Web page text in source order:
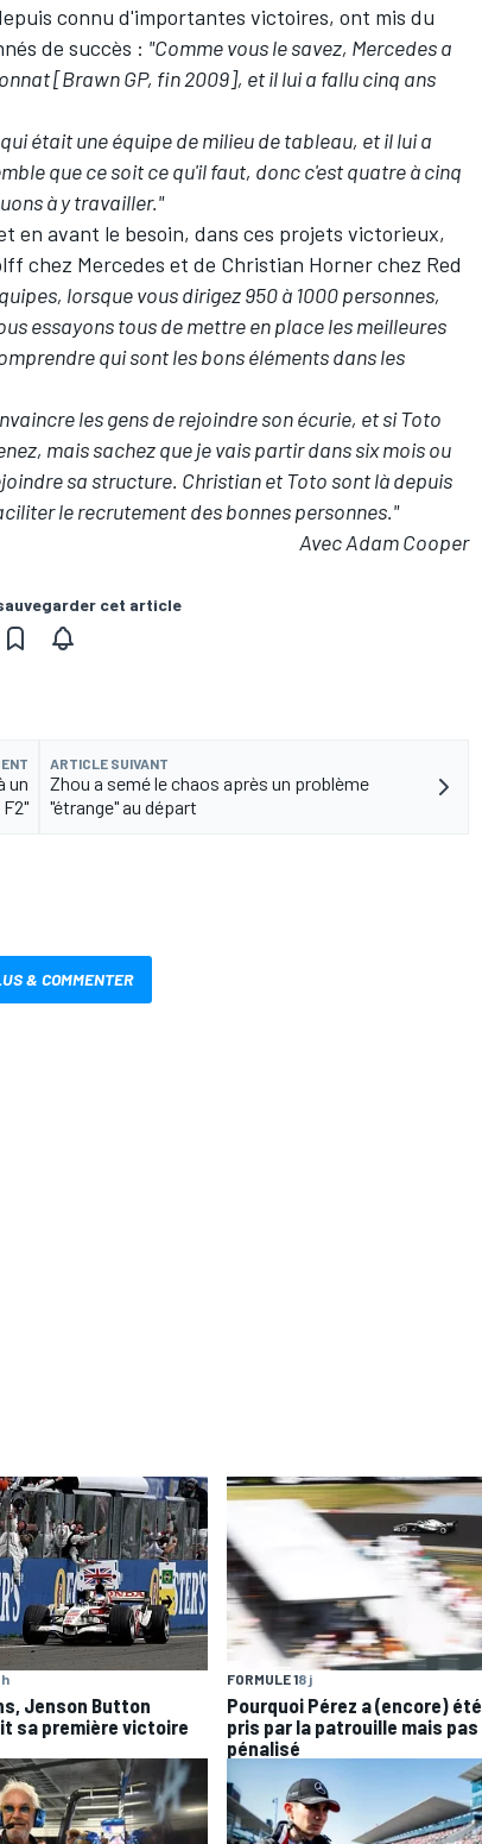
connu d'importantes victoires, ont mis du
de succès : "Comme vous le savez, Mercedesa
[Brawn GP, fin 2009], et il lui a fallu cinq ans
était une équipe de milieu de tableau, et il lui a
que ce soit ce qu'il faut, donc c'est quatre à cinq
à y travailler."
en avant le besoin, dans ces projets victorieux,
chez Mercedes et de Christian Horner chez Red
lorsque vous dirigez 950 à 1000 personnes,
essayons tous de mettre en place les meilleures
qui sont les bons éléments dans les
les gens de rejoindre son écurie, et si Toto
mais sachez que je vais partir dans six mois ou
sa structure. Christian et Toto sont là depuis
le recrutement des bonnes personnes."
Avec Adam Cooper
cet article
un
ARTICLE SUIVANT
Zhou a semé le chaos après un problème
"étrange" au départ
& COMMENTER
Jenson Button
sa première victoire
FORMULE 18 j
Pourquoi Pérez a (encore) été
pris par la patrouille mais pas
pénalisé